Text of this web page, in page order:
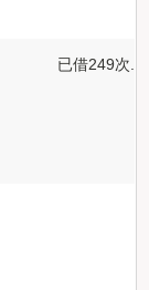
已借249次.